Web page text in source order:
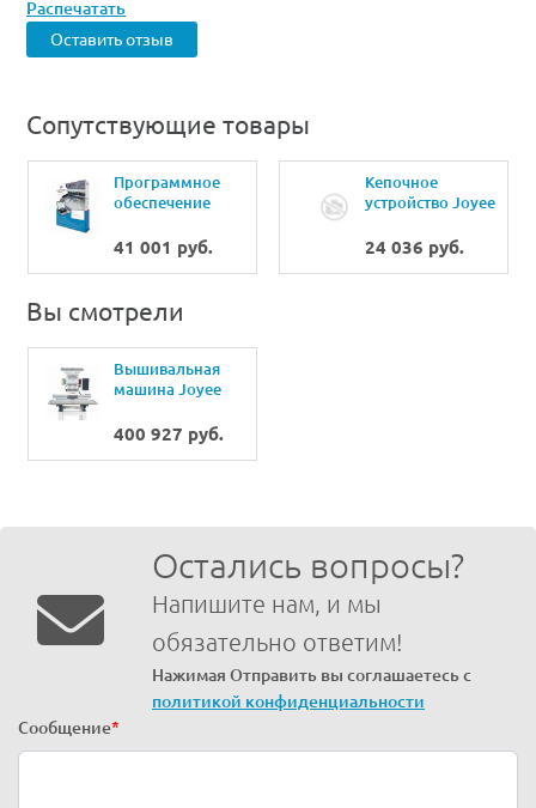
Распечатать
Оставить отзыв
Сопутствующие товары
Программное
обеспечение
Professional
41 001 руб.
Кепочное
устройство Joyee
24 036 руб.
Вы смотрели
Вышивальная
машина Joyee
400 927 руб.
Остались вопросы?
Напишите нам, и мы
обязательно ответим!
Нажимая Отправить вы соглашаетесь с
политикой конфиденциальности
Сообщение*